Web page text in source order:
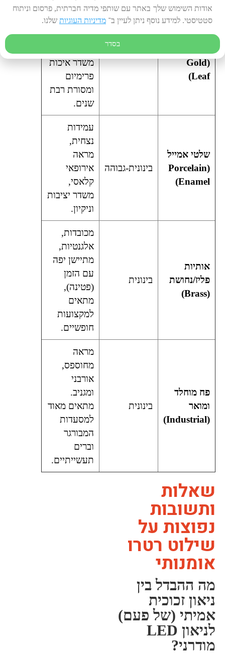
ציור ידני
(Gold
Leaf)
גבוהה
יוקרה
קלאסית,
אומנות
משדר איכות
פרימיום
ומסורת רבת
שנים.
שלטי אמייל
(Porcelain
Enamel)
בינונית-גבוהה
עמידות
נצחית,
מראה
אירופאי
קלאסי,
משדר יציבות
וניקיון.
אותיות
פליז/נחושת
(Brass)
בינונית
מכובדות,
אלגנטיות,
מתיישן יפה
עם הזמן
(פטינה),
מתאים
למקצועות
חופשיים.
פח מוחלד
ומואר
(Industrial)
בינונית
מראה
מחוספס,
אורבני
ומגניב.
מתאים מאוד
למסעדות
המבורגר
וברים
תעשייתיים.
שאלות
ותשובות
נפוצות על
שילוט רטרו
אומנותי
מה ההבדל בין
ניאון זכוכית
אמיתי (של פעם)
לניאון LED
מודרני?
אודות השימוש שלך באתר עם שותפי מדיה חברתית, פרסום וניתוח
סטטיסטי. למידע נוסף ניתן לעיין ב־ מדיניות העוגיות שלנו.
בסדר